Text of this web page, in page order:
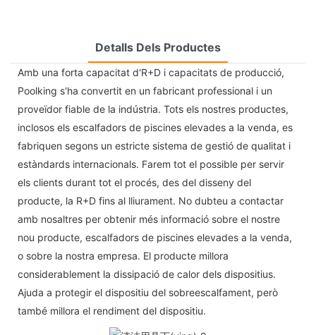
Detalls Dels Productes
Amb una forta capacitat d'R+D i capacitats de producció,
Poolking s'ha convertit en un fabricant professional i un
proveïdor fiable de la indústria. Tots els nostres productes,
inclosos els escalfadors de piscines elevades a la venda, es
fabriquen segons un estricte sistema de gestió de qualitat i
estàndards internacionals. Farem tot el possible per servir
els clients durant tot el procés, des del disseny del
producte, la R+D fins al lliurament. No dubteu a contactar
amb nosaltres per obtenir més informació sobre el nostre
nou producte, escalfadors de piscines elevades a la venda,
o sobre la nostra empresa. El producte millora
considerablement la dissipació de calor dels dispositius.
Ajuda a protegir el dispositiu del sobreescalfament, però
també millora el rendiment del dispositiu.